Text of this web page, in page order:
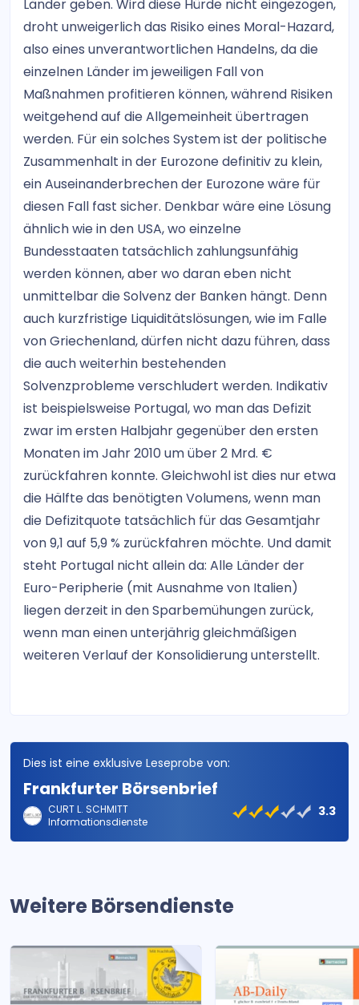
Länder geben. Wird diese Hürde nicht eingezogen,
droht unweigerlich das Risiko eines Moral-Hazard,
also eines unverantwortlichen Handelns, da die
einzelnen Länder im jeweiligen Fall von
Maßnahmen profitieren können, während Risiken
weitgehend auf die Allgemeinheit übertragen
werden. Für ein solches System ist der politische
Zusammenhalt in der Eurozone definitiv zu klein,
ein Auseinanderbrechen der Eurozone wäre für
diesen Fall fast sicher. Denkbar wäre eine Lösung
ähnlich wie in den USA, wo einzelne
Bundesstaaten tatsächlich zahlungsunfähig
werden können, aber wo daran eben nicht
unmittelbar die Solvenz der Banken hängt. Denn
auch kurzfristige Liquiditätslösungen, wie im Falle
von Griechenland, dürfen nicht dazu führen, dass
die auch weiterhin bestehenden
Solvenzprobleme verschludert werden. Indikativ
ist beispielsweise Portugal, wo man das Defizit
zwar im ersten Halbjahr gegenüber den ersten
Monaten im Jahr 2010 um über 2 Mrd. €
zurückfahren konnte. Gleichwohl ist dies nur etwa
die Hälfte das benötigten Volumens, wenn man
die Defizitquote tatsächlich für das Gesamtjahr
von 9,1 auf 5,9 % zurückfahren möchte. Und damit
steht Portugal nicht allein da: Alle Länder der
Euro-Peripherie (mit Ausnahme von Italien)
liegen derzeit in den Sparbemühungen zurück,
wenn man einen unterjährig gleichmäßigen
weiteren Verlauf der Konsolidierung unterstellt.
Dies ist eine exklusive Leseprobe von:
Frankfurter Börsenbrief
CURT L. SCHMITT
Informationsdienste
3.3
Weitere Börsendienste